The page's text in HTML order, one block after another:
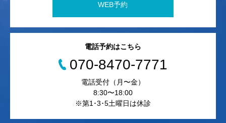
WEB予約
電話予約はこちら
070-8470-7771
電話受付（月〜金）
8:30〜18:00
※第1･3･5土曜日は休診